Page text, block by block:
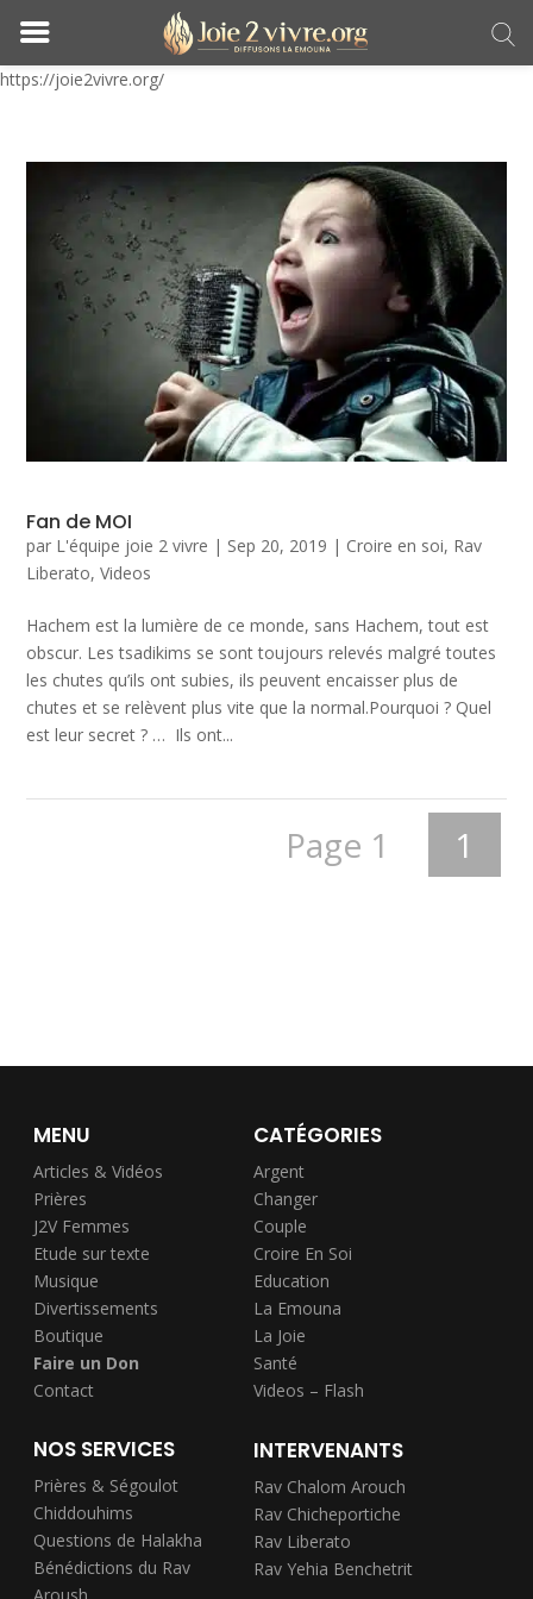
https://joie2vivre.org/
Fan de MOI
par L'équipe joie 2 vivre | Sep 20, 2019 | Croire en soi, Rav
Liberato,Videos
Hachem est la lumière de ce monde, sans Hachem, tout est
obscur. Les tsadikims se sont toujours relevés malgré toutes
les chutes qu’ils ont subies, ils peuvent encaisser plus de
chutes et se relèvent plus vite que la normal.Pourquoi ? Quel
est leur secret ? … Ils ont...
Page 1 1
MENU
Articles & Vidéos
Prières
J2V Femmes
Etude sur texte
Musique
Divertissements
Boutique
Faire un Don
Contact
CATÉGORIES
Argent
Changer
Couple
Croire En Soi
Education
La Emouna
La Joie
Santé
Videos – Flash
NOS SERVICES
Prières & Ségoulot
Chiddouhims
Questions de Halakha
Bénédictions du Rav
INTERVENANTS
Rav Chalom Arouch
Rav Chicheportiche
Rav Liberato
Rav Yehia Benchetrit